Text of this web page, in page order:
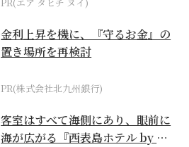
金利上昇を機に、『守るお金』の
置き場所を再検討
PR(株式会社北九州銀行)
客室はすべて海側にあり、眼前に
海が広がる『西表島ホテル by 星